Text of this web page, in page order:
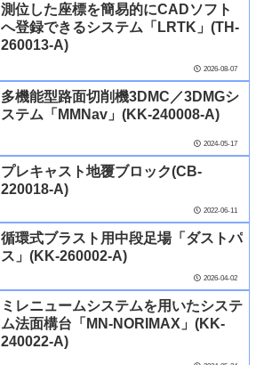
測位した座標を簡易的にCADソフト
へ登録できるシステム「LRTK」(TH-
260013-A)
2026-08-07
多機能型路面切削機3DMC／3DMGシ
ステム「MMNav」(KK-240008-A)
2024-05-17
プレキャスト地覆ブロック(CB-
220018-A)
2022-06-11
循環式ブラスト用中段足場「ダストパ
ス」(KK-260002-A)
2026-04-02
ミレニュームシステムを用いたシステ
ム法面構台「MN-NORIMAX」(KK-
240022-A)